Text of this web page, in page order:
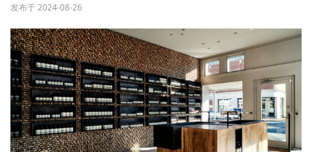
发布于 2024-08-26